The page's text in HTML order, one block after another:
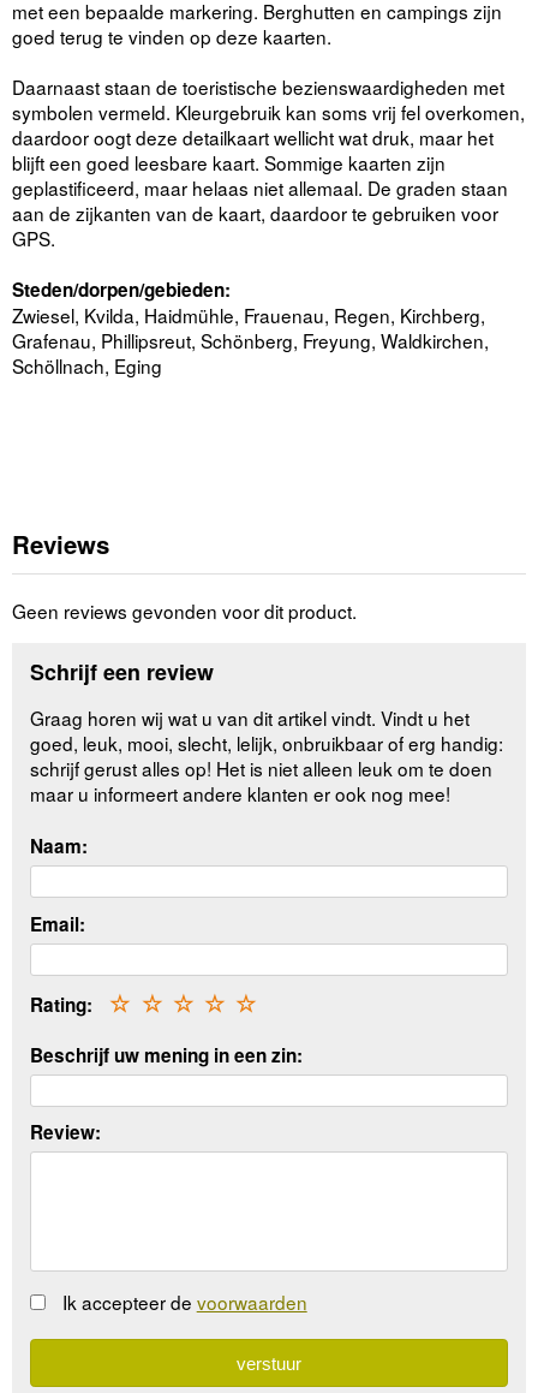
met een bepaalde markering. Berghutten en campings zijn
goed terug te vinden op deze kaarten.
Daarnaast staan de toeristische bezienswaardigheden met
symbolen vermeld. Kleurgebruik kan soms vrij fel overkomen,
daardoor oogt deze detailkaart wellicht wat druk, maar het
blijft een goed leesbare kaart. Sommige kaarten zijn
geplastificeerd, maar helaas niet allemaal. De graden staan
aan de zijkanten van de kaart, daardoor te gebruiken voor
GPS.
Steden/dorpen/gebieden:
Zwiesel, Kvilda, Haidmühle, Frauenau, Regen, Kirchberg,
Grafenau, Phillipsreut, Schönberg, Freyung, Waldkirchen,
Schöllnach, Eging
Reviews
Geen reviews gevonden voor dit product.
Schrijf een review
Graag horen wij wat u van dit artikel vindt. Vindt u het
goed, leuk, mooi, slecht, lelijk, onbruikbaar of erg handig:
schrijf gerust alles op! Het is niet alleen leuk om te doen
maar u informeert andere klanten er ook nog mee!
Naam:
Email:
Rating: ☆
☆
☆
☆
☆
Beschrijf uw mening in een zin:
Review:
Ik accepteer de voorwaarden